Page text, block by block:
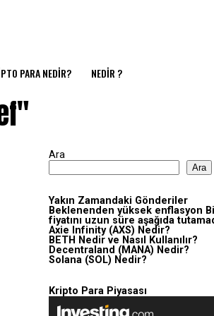
PARA NEDIR? NEDIR ?
Ara
Ara
Yakın Zamandaki Gönderiler
Beklenenden yüksek enflasyon
fiyatını uzun süre aşağıda
Axie Infinity (AXS) Nedir?
BETH Nedir ve Nasıl Kullanılır?
Decentraland (MANA) Nedir?
Solana (SOL) Nedir?
Kripto Para Piyasası